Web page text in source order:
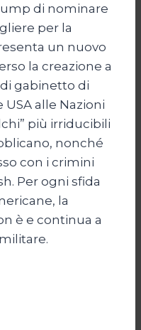
di nominare
per la
un nuovo
la creazione a
gabinetto di
USA alle Nazioni
più irriducibili
nonché
con i crimini
Per ogni sfida
la
è e continua a